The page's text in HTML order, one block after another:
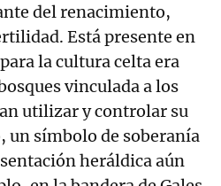
del renacimiento,
Está presente en
la cultura celta era
vinculada a los
utilizar y controlar su
un símbolo de soberanía
heráldica aún